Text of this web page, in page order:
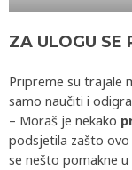
ZA ULOGU SE
Pripreme su trajale
samo naučiti i
– Moraš je nekako
podsjetila zašto
se nešto pomakne